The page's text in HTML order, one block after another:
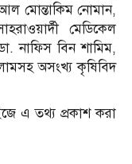
মোন্তাকিম নোমান,
মেডিকেল
নাফিস বিন শামিম,
অসংখ্য কৃষিবিদ
এ তথ্য প্রকাশ করা